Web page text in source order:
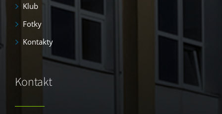
Klub
Fotky
Kontakty
Kontakt